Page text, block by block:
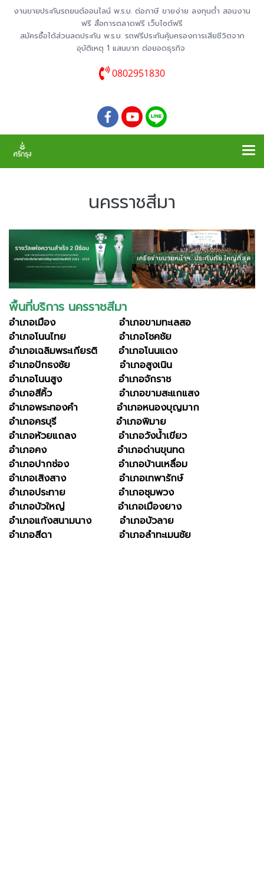
งานขายประกันรถยนต์ออนไลน์ พ.ร.บ. ต่อภาษี ขายง่าย ลงทุนต่ำ สอนงาน
ฟรี สื่อการตลาดฟรี เว็บไซต์ฟรี
สมัครซื้อได้ส่วนลดประกัน พ.ร.บ. รถฟรีประกันคุ้มครองการเสียชีวิตจาก
อุบัติเหตุ 1 แสนบาท ต่อยอดธุรกิจ
0802951830
นครราชสีมา
พื้นที่บริการ นครราชสีมา
อำเภอเมือง อำเภอขามทะเลสอ
อำเภอโนนไทย อำเภอโชคชัย
อำเภอเฉลิมพระเกียรติ อำเภอโนนแดง
อำเภอปักธงชัย อำเภอสูงเนิน
อำเภอโนนสูง อำเภอจักราช
อำเภอสีคิ้ว อำเภอขามสะแกแสง
อำเภอพระทองคำ อำเภอหนองบุญมาก
อำเภอครบุรี อำเภอพิมาย
อำเภอห้วยแถลง อำเภอวังน้ำเขียว
อำเภอคง อำเภอด่านขุนทด
อำเภอปากช่อง อำเภอบ้านเหลื่อม
อำเภอเสิงสาง อำเภอเทพารักษ์
อำเภอประทาย อำเภอชุมพวง
อำเภอบัวใหญ่ อำเภอเมืองยาง
อำเภอแก้งสนามนาง อำเภอบัวลาย
อำเภอสีดา อำเภอลำทะเมนชัย